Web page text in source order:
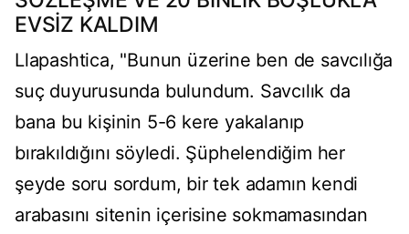
EVSİZ KALDIM
Llapashtica, "Bunun üzerine ben de savcılığa
suç duyurusunda bulundum. Savcılık da
bana bu kişinin 5-6 kere yakalanıp
bırakıldığını söyledi. Şüphelendiğim her
şeyde soru sordum, bir tek adamın kendi
arabasını sitenin içerisine sokmamasından